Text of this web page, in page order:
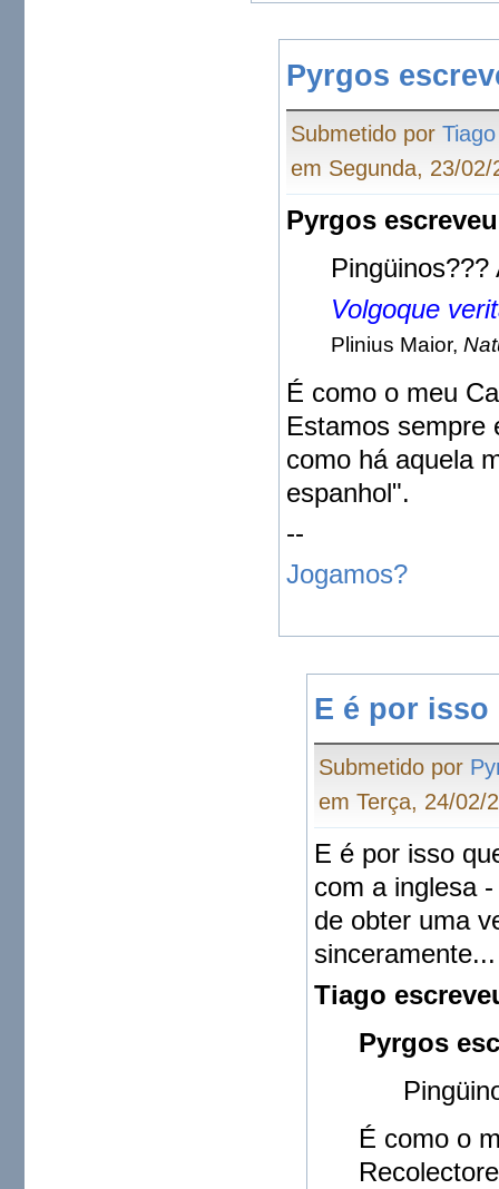
Pyrgos
Submetido porTiago
em Segunda, 23/
Pyrgos
Pingüinos???
Volgoque
Plinius Maior,
É como o meu
Estamos sempre
como há aquela
espanhol".
--
Jogamos?
E é por isso
Submetido por
em Terça, 24/02/
E é por isso
com a inglesa
de obter uma
sinceramente...
Tiago
Pyrgos
É como o